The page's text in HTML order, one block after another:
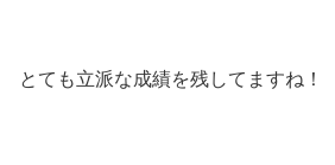
とても立派な成績を残してますね！